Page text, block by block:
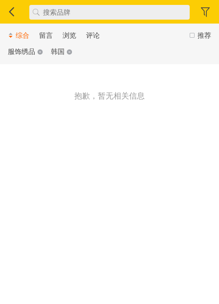
推荐
综合 留言 浏览
评论
服饰绣品
韩国
抱歉，暂无相关信息